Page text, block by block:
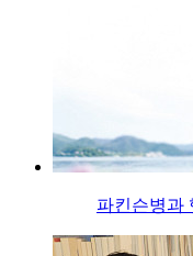
파킨슨병과